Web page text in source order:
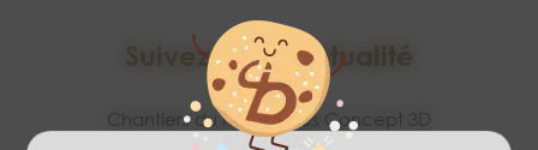
Suivez notre actualité
Chantiers du mois signés Concept 3D
31/07/2026